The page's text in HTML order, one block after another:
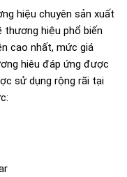
hiệu chuyên sản xuất
thương hiệu phổ biến
cao nhất, mức giá
hiêu đáp ứng được
sử dụng rộng rãi tại